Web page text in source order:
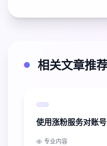
相关文章推
使用涨粉服务对账
专业内容